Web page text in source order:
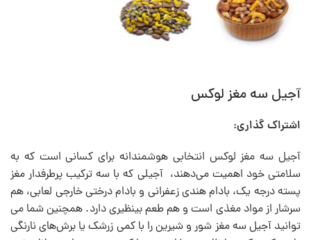
آجیل سه مغز لوکس
اشتراک گذاری:
آجیل سه مغز لوکس انتخابی هوشمندانه برای کسانی است که به
سلامتی خود اهمیت می‌دهند، آجیلی که با سه ترکیب پرطرفدار مغز
پسته درجه یک، بادام هندی زعفرانی و بادام درختی خارجی لعابی، هم
سرشار از مواد مغذی است و هم طعم بینظیری دارد. همچنین شما می
توانید آجیل سه مغز شور و شیرین را با کمی زرشک یا برش‌های نارنگی